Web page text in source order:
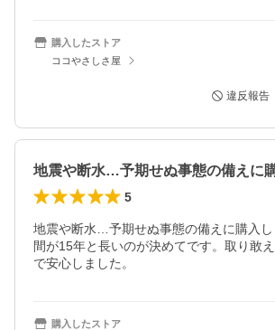
購入したストア
ココやさしさ屋
違反報告
5
地震や断水…予期せぬ事態の備えに購入
間が15年と長いのが決めてです。取り敢
で安心しました。
購入したストア